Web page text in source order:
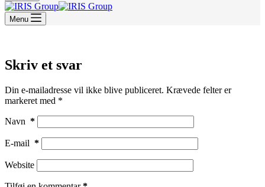
Menu
Skriv et svar
Din e-mailadresse vil ikke blive publiceret. Krævede felter er
markeret med *
Navn *
E-mail *
Website